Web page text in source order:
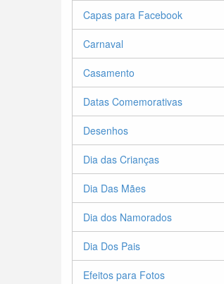
Capas para Facebook
Carnaval
Casamento
Datas Comemorativas
Desenhos
Dia das Crianças
Dia Das Mães
Dia dos Namorados
Dia Dos Pais
Efeitos para Fotos